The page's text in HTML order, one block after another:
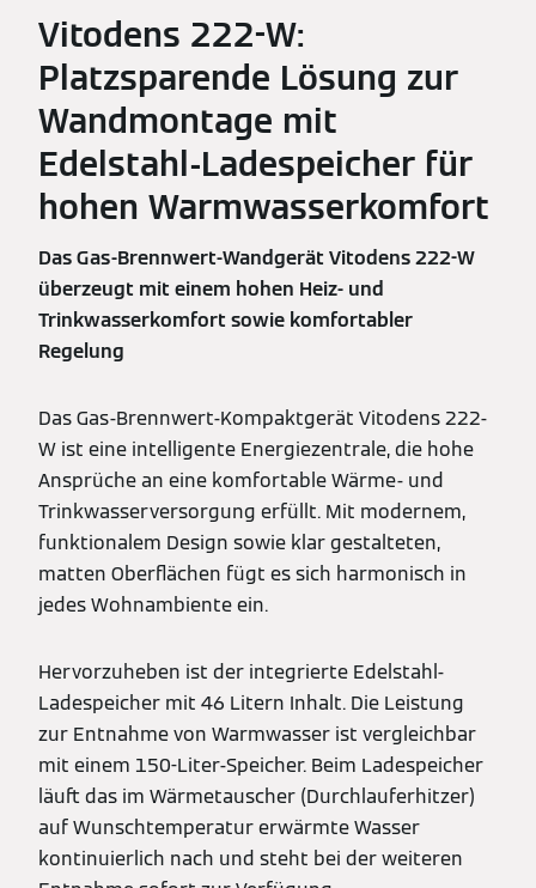
Vitodens 222-W:
Platzsparende Lösung zur
Wandmontage mit
Edelstahl-Ladespeicher für
hohen Warmwasserkomfort
Das Gas-Brennwert-Wandgerät Vitodens 222-W
überzeugt mit einem hohen Heiz- und
Trinkwasserkomfort sowie komfortabler
Regelung
Das Gas-Brennwert-Kompaktgerät Vitodens 222-
W ist eine intelligente Energiezentrale, die hohe
Ansprüche an eine komfortable Wärme- und
Trinkwasserversorgung erfüllt. Mit modernem,
funktionalem Design sowie klar gestalteten,
matten Oberflächen fügt es sich harmonisch in
jedes Wohnambiente ein.
Hervorzuheben ist der integrierte Edelstahl-
Ladespeicher mit 46 Litern Inhalt. Die Leistung
zur Entnahme von Warmwasser ist vergleichbar
mit einem 150-Liter-Speicher. Beim Ladespeicher
läuft das im Wärmetauscher (Durchlauferhitzer)
auf Wunschtemperatur erwärmte Wasser
kontinuierlich nach und steht bei der weiteren